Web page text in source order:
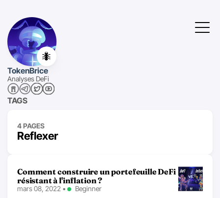
🐜
TokenBrice
Analyses DeFi
TAGS
4 PAGES
Reflexer
Comment construire un portefeuille DeFi
résistant à l'inflation ?
mars 08, 2022 • Beginner